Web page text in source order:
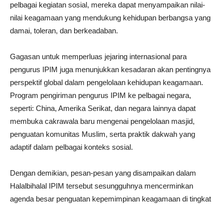
pelbagai kegiatan sosial, mereka dapat menyampaikan nilai-
nilai keagamaan yang mendukung kehidupan berbangsa yang
damai, toleran, dan berkeadaban.
Gagasan untuk memperluas jejaring internasional para
pengurus IPIM juga menunjukkan kesadaran akan pentingnya
perspektif global dalam pengelolaan kehidupan keagamaan.
Program pengiriman pengurus IPIM ke pelbagai negara,
seperti: China, Amerika Serikat, dan negara lainnya dapat
membuka cakrawala baru mengenai pengelolaan masjid,
penguatan komunitas Muslim, serta praktik dakwah yang
adaptif dalam pelbagai konteks sosial.
Dengan demikian, pesan-pesan yang disampaikan dalam
Halalbihalal IPIM tersebut sesungguhnya mencerminkan
agenda besar penguatan kepemimpinan keagamaan di tingkat